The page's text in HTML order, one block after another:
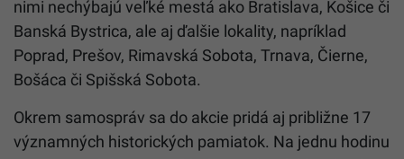
nimi nechýbajú veľké mestá ako Bratislava, Košice či
Banská Bystrica, ale aj ďalšie lokality, napríklad
Poprad, Prešov, Rimavská Sobota, Trnava, Čierne,
Bošáca či Spišská Sobota.
Okrem samospráv sa do akcie pridá aj približne 17
významných historických pamiatok. Na jednu hodinu